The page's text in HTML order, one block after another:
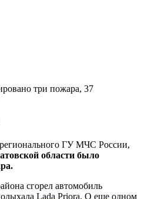
три пожара, 37
ГУ МЧС России,
области было
сгорел автомобиль
Lada Priora. О еще одном